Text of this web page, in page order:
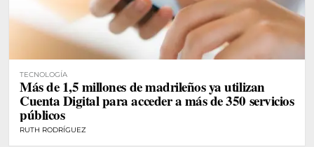
TECNOLOGÍA
Más de 1,5 millones de madrileños ya utilizan
Cuenta Digital para acceder a más de 350 servicios
públicos
RUTH RODRÍGUEZ